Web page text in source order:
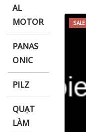
AL
MOTOR
PANAS
ONIC
PILZ
QUẠT
LÀM
SALE